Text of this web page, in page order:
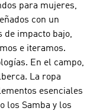
para mujeres,
con un
de impacto bajo,
e iteramos.
En el campo,
La ropa
esenciales
los Samba y los